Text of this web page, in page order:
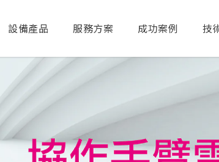
設備產品 服務方案 成功案例 技